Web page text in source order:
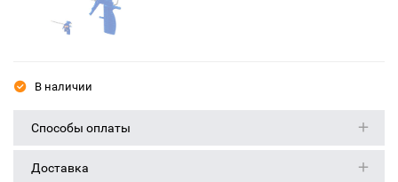
В наличии
Способы оплаты
Доставка